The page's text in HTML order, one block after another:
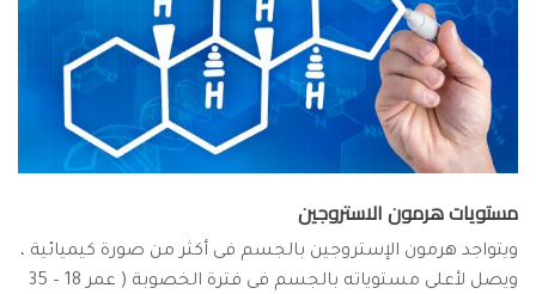
مستويات هرمون الاستروجين
ويتواجد هرمون الإستروجين بالجسم فى أكثر من صورة كيميائية ،
ويصل لأعلى مستوياته بالجسم فى فترة الخصوبة ( عمر 18 – 35